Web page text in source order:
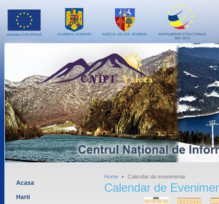
Home Calendar de evenimente
Calendar de
Acasa
Harti